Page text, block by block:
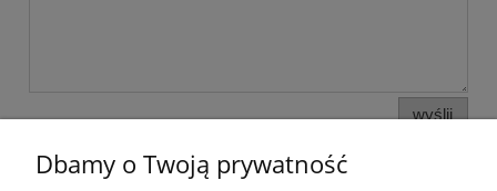
wyślij
Dbamy o Twoją prywatność